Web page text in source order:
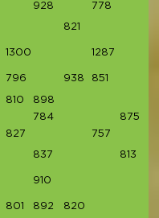
928 778
821
1300 1287
796 938 851
810 898
784 875
827 757
837 813
910
801 892 820